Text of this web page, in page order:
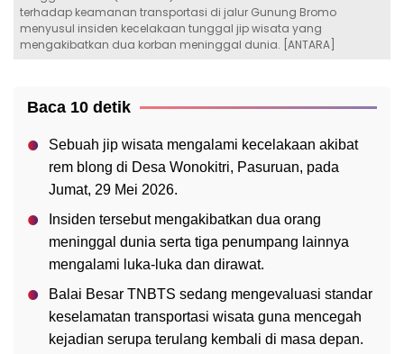
terhadap keamanan transportasi di jalur Gunung Bromo
menyusul insiden kecelakaan tunggal jip wisata yang
mengakibatkan dua korban meninggal dunia. [ANTARA]
Baca 10 detik
Sebuah jip wisata mengalami kecelakaan akibat
rem blong di Desa Wonokitri, Pasuruan, pada
Jumat, 29 Mei 2026.
Insiden tersebut mengakibatkan dua orang
meninggal dunia serta tiga penumpang lainnya
mengalami luka-luka dan dirawat.
Balai Besar TNBTS sedang mengevaluasi standar
keselamatan transportasi wisata guna mencegah
kejadian serupa terulang kembali di masa depan.